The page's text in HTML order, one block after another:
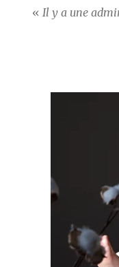
« Il y a une